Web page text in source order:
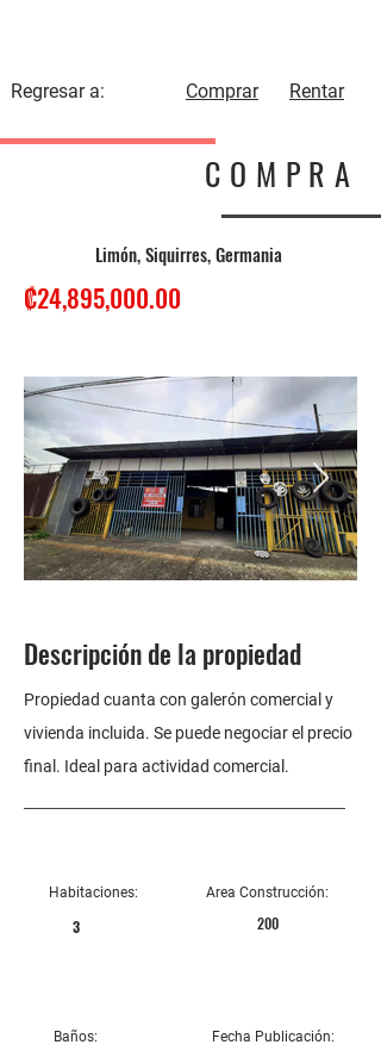
Regresar a: Comprar Rentar
COMPRA
Limón, Siquirres, Germania
₡24,895,000.00
Descripción de la propiedad
Propiedad cuanta con galerón comercial y
vivienda incluida. Se puede negociar el precio
final. Ideal para actividad comercial.
Habitaciones:
3
Baños:
Area Construcción:
200
Fecha Publicación: